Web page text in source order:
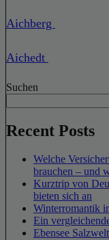
Aichberg
Aichedt
Suchen
Recent Posts
Welche
brauchen – und
Kurztrip von
bieten sich an
Winterromantik
Ein
Ebensee